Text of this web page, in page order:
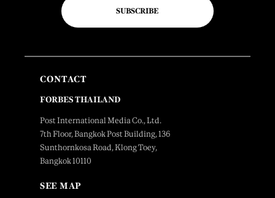
SUBSCRIBE
CONTACT
FORBES THAILAND
Post International Media Co., Ltd.
7th Floor, Bangkok Post Building, 136
Sunthornkosa Road, Klong Toey,
Bangkok 10110
SEE MAP